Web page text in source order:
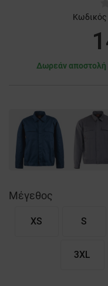
Κωδικός
Δωρεάν αποστολή
Μέγεθος
XS S
3XL